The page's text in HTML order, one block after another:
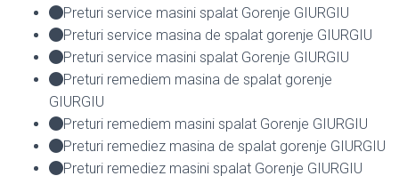
Preturi service masini spalat Gorenje GIURGIU
Preturi service masina de spalat gorenje GIURGIU
Preturi service masini spalat Gorenje GIURGIU
Preturi remediem masina de spalat gorenje
GIURGIU
Preturi remediem masini spalat Gorenje GIURGIU
Preturi remediez masina de spalat gorenje GIURGIU
Preturi remediez masini spalat Gorenje GIURGIU